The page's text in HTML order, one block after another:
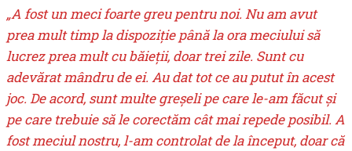
„A fost un meci foarte greu pentru noi. Nu am avut
prea mult timp la dispoziţie până la ora meciului să
lucrez prea mult cu băieţii, doar trei zile. Sunt cu
adevărat mândru de ei. Au dat tot ce au putut în acest
joc. De acord, sunt multe greşeli pe care le-am făcut şi
pe care trebuie să le corectăm cât mai repede posibil. A
fost meciul nostru, l-am controlat de la început, doar că